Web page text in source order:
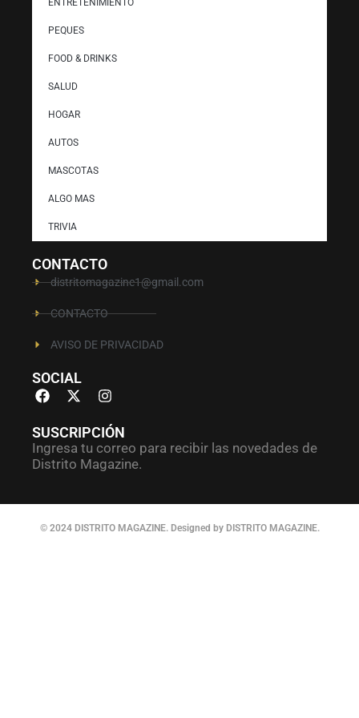
ENTRETENIMIENTO
PEQUES
FOOD & DRINKS
SALUD
HOGAR
AUTOS
MASCOTAS
ALGO MAS
TRIVIA
CONTACTO
distritomagazine1@gmail.com
CONTACTO
AVISO DE PRIVACIDAD
SOCIAL
SUSCRIPCIÓN
Ingresa tu correo para recibir las novedades de
Distrito Magazine.
© 2024 DISTRITO MAGAZINE. Designed by DISTRITO MAGAZINE.